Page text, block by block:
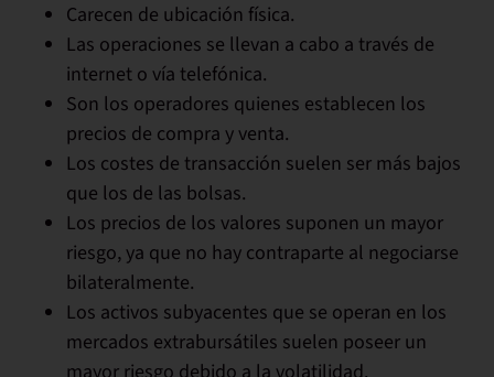
Carecen de ubicación física.
Las operaciones se llevan a cabo a través de
internet o vía telefónica.
Son los operadores quienes establecen los
precios de compra y venta.
Los costes de transacción suelen ser más bajos
que los de las bolsas.
Los precios de los valores suponen un mayor
riesgo, ya que no hay contraparte al negociarse
bilateralmente.
Los activos subyacentes que se operan en los
mercados extrabursátiles suelen poseer un